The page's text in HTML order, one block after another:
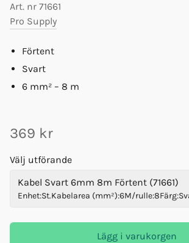
Art. nr 71661
Pro Supply
Förtent
Svart
6 mm² – 8 m
369 kr
Välj utförande
Kabel Svart 6mm 8m Förtent (71661)
Enhet:St.Kabelarea (mm²):6M/rulle:8Färg:
Lägg i varukorgen